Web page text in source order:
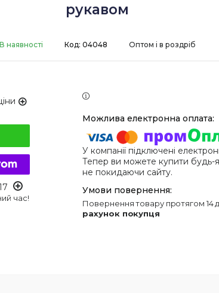
рукавом
В наявності Оптом і в роздріб
Код: 04048
час!
У компанії підключені
Тепер ви можете купити будь-
не покидаючи сайту.
повернення товару протягом 14
рахунок покупця